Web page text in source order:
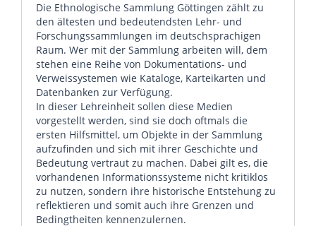
Die Ethnologische Sammlung Göttingen zählt zu
den ältesten und bedeutendsten Lehr- und
Forschungssammlungen im deutschsprachigen
Raum. Wer mit der Sammlung arbeiten will, dem
stehen eine Reihe von Dokumentations- und
Verweissystemen wie Kataloge, Karteikarten und
Datenbanken zur Verfügung.
In dieser Lehreinheit sollen diese Medien
vorgestellt werden, sind sie doch oftmals die
ersten Hilfsmittel, um Objekte in der Sammlung
aufzufinden und sich mit ihrer Geschichte und
Bedeutung vertraut zu machen. Dabei gilt es, die
vorhandenen Informationssysteme nicht kritiklos
zu nutzen, sondern ihre historische Entstehung zu
reflektieren und somit auch ihre Grenzen und
Bedingtheiten kennenzulernen.